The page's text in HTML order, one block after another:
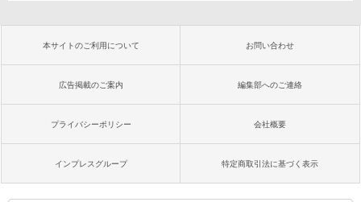
本サイトのご利用について お問い合わせ
広告掲載のご案内 編集部へのご連絡
プライバシーポリシー 会社概要
インプレスグループ 特定商取引法に基づく表示